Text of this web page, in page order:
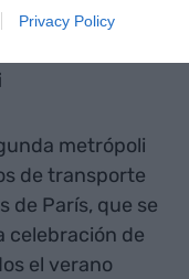
Privacy Policy
metrópoli
de transporte
de París, que se
celebración de
el verano